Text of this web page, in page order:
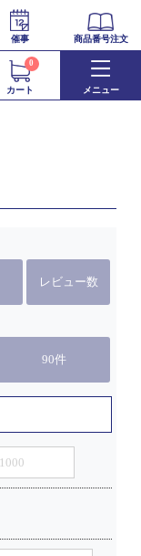
催事 商品番号注文
カート
0
メニュー
レビュー数
90件